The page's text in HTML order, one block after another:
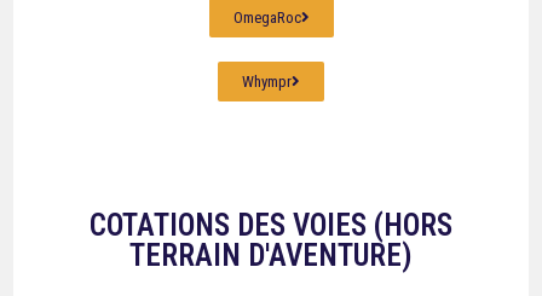
OmegaRoc
Whympr
COTATIONS DES VOIES (HORS
TERRAIN D'AVENTURE)